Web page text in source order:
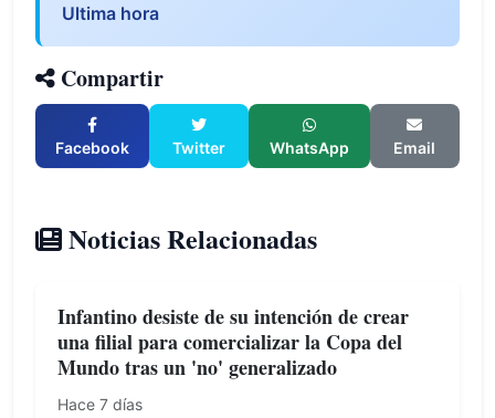
Ultima hora
Compartir
Facebook Twitter WhatsApp Email
Noticias Relacionadas
Infantino desiste de su intención de crear
una filial para comercializar la Copa del
Mundo tras un 'no' generalizado
Hace 7 días